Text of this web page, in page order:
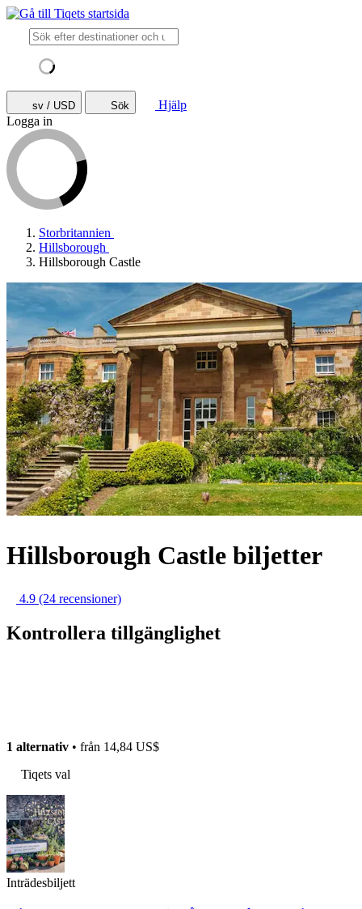
sv / USD Sök
Hjälp
Logga in
Storbritannien
Hillsborough
Hillsborough Castle
Hillsborough Castle biljetter
4.9 (24 recensioner)
Kontrollera tillgänglighet
1 alternativ • från 14,84 US$
Tiqets val
Inträdesbiljett